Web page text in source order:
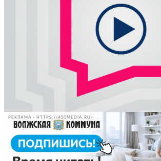
РЕКЛАМА • HTTPS://450MEDIA.RU/